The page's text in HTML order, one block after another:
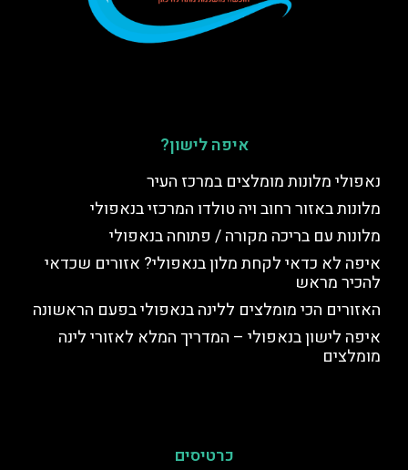
איפה לישון?
נאפולי מלונות מומלצים במרכז העיר
מלונות באזור רחוב ויה טולדו המרכזי בנאפולי
מלונות עם בריכה מקורה / פתוחה בנאפולי
איפה לא כדאי לקחת מלון בנאפולי? אזורים שכדאי
להכיר מראש
האזורים הכי מומלצים ללינה בנאפולי בפעם הראשונה
איפה לישון בנאפולי – המדריך המלא לאזורי לינה
מומלצים
כרטיסים